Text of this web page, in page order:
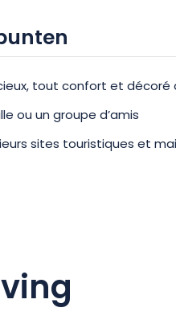
tout confort et décoré
ou un groupe d’amis
sites touristiques et